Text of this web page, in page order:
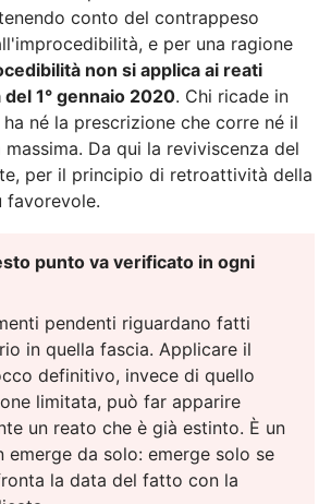
conto del contrappeso
e per una ragione
non si applica ai reati
1° gennaio 2020. Chi ricade in
né la prescrizione che corre né il
Da qui la reviviscenza del
per il principio di retroattività della
favorevole.
punto va verificato in ogni
pendenti riguardano fatti
in quella fascia. Applicare il
definitivo, invece di quello
limitata, può far apparire
un reato che è già estinto. È un
emerge da solo: emerge solo se
la data del fatto con la